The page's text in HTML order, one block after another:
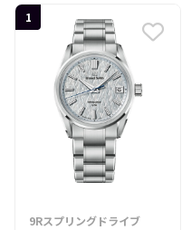
1
9Rスプリングドライブ